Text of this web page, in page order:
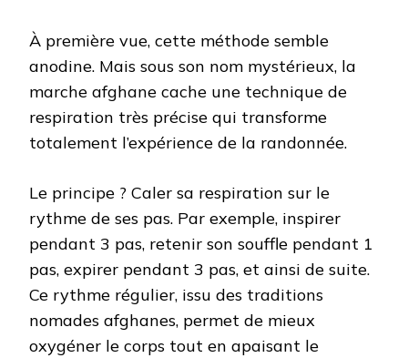
À première vue, cette méthode semble
anodine. Mais sous son nom mystérieux, la
marche afghane cache une technique de
respiration très précise qui transforme
totalement l’expérience de la randonnée.
Le principe ? Caler sa respiration sur le
rythme de ses pas. Par exemple, inspirer
pendant 3 pas, retenir son souffle pendant 1
pas, expirer pendant 3 pas, et ainsi de suite.
Ce rythme régulier, issu des traditions
nomades afghanes, permet de mieux
oxygéner le corps tout en apaisant le